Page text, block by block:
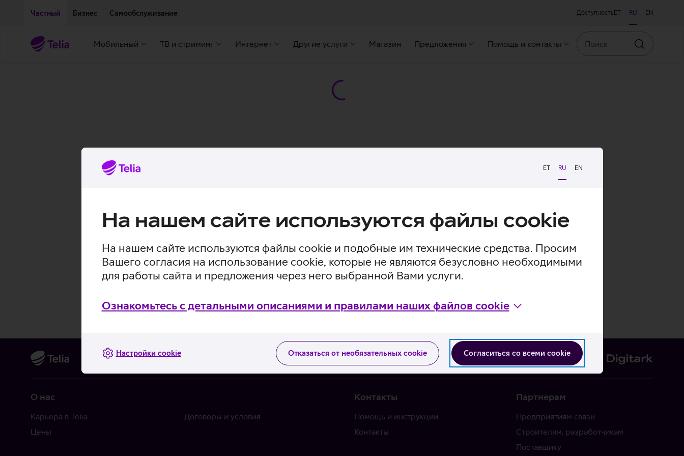
ET RU EN
На нашем сайте используются файлы cookie
На нашем сайте используются файлы cookie и подобные им технические средства. Просим
Вашего согласия на использование cookie, которые не являются безусловно необходимыми
для работы сайта и предложения через него выбранной Вами услуги.
Ознакомьтесь с детальными описаниями и правилами наших файлов cookie
Согласиться со всеми cookie
Отказаться от необязательных cookie
Настройки cookie
Частный Бизнес Самообслуживание Доступность ET RU EN
Мобильный ТВ и стриминг Интернет Другие услуги Магазин Предложения Помощь и контакты
Искать
О нас
Карьера в Telia
Цены
Договоры и условия
Контакты
Помощь и инструкции
Контакты
Партнерам
Предприятиям связи
Строителям, разработчикам
Поставщику